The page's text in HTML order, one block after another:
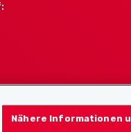
Nähere Informationen